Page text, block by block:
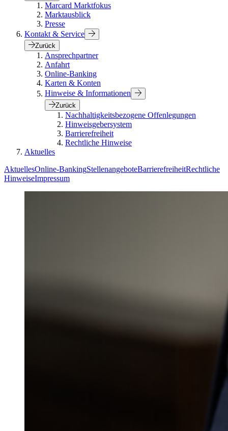
Marcard Marktfokus
Marktausblick
Presse
Kontakt & Service
Zurück
Ansprechpartner
Anfahrt
Online-Banking
Karten & Konten
Hinweise & Informationen
Zurück
Nachhaltigkeitsbezogene Offenlegungen
Hinweisgebersystem
Barrierefreiheit
Rechtliche Hinweise
Aktuelles
AktuellesOnline-BankingStellenangeboteBarrierefreiheitRechtliche
HinweiseImpressum